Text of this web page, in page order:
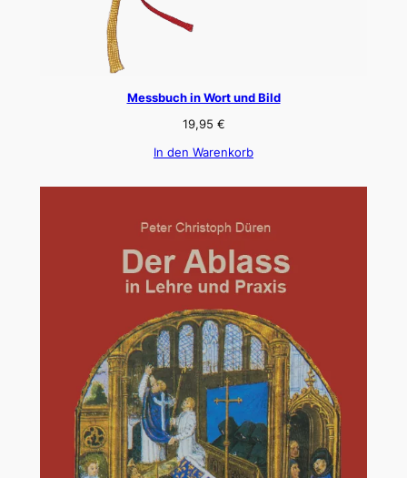
Messbuch in Wort und Bild
19,95 €
In den Warenkorb